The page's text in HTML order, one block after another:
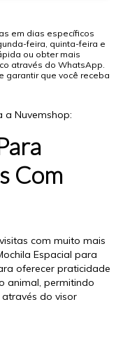
em dias específicos
feira, quinta-feira e
ou obter mais
através do WhatsApp.
garantir que você receba
a Nuvemshop:
Com
com muito mais
Espacial para
oferecer praticidade
animal, permitindo
do visor